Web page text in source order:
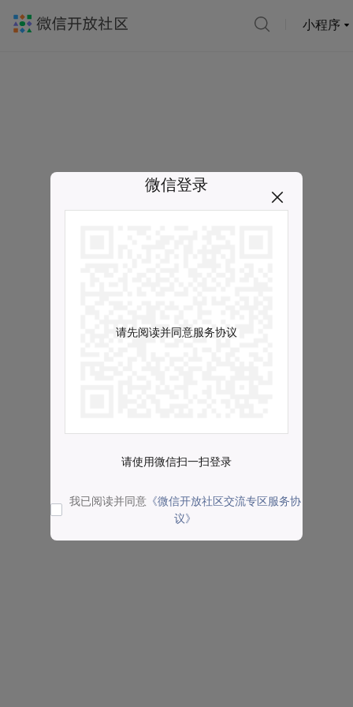
小程序
微信登录
请先阅读并同意服务协议
请使用微信扫一扫登录
我已阅读并同意 《微信开放社区交流专区服务协
议》